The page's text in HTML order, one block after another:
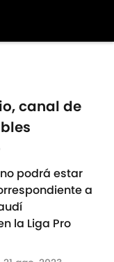
canal de
podrá estar
a
la Liga Pro